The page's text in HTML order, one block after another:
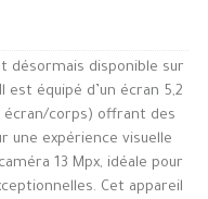
désormais disponible sur
est équipé d’un écran 5,2
écran/corps) offrant des
une expérience visuelle
13 Mpx, idéale pour
Cet appareil